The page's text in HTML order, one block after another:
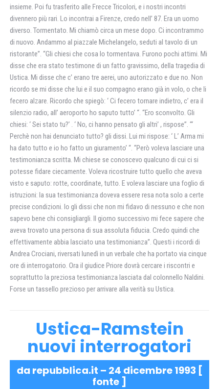
insieme. Poi fu trasferito alle Frecce Tricolori, e i nostri incontri
divennero più rari. Lo incontrai a Firenze, credo nell’ 87. Era un uomo
diverso. Tormentato. Mi chiamò circa un mese dopo. Ci incontrammo
di nuovo. Andammo al piazzale Michelangelo, seduti al tavolo di un
ristorante”. “Gli chiesi che cosa lo tormentava. Furono pochi attimi. Mi
disse che era stato testimone di un fatto gravissimo, della tragedia di
Ustica. Mi disse che c’ erano tre aerei, uno autorizzato e due no. Non
ricordo se mi disse che lui e il suo compagno erano già in volo, o che li
fecero alzare. Ricordo che spiegò: ‘ Ci fecero tornare indietro, c’ era il
silenzio radio, all’ aeroporto ho saputo tutto’ “. “Ero sconvolto. Gli
chiesi: ‘ Sei stato tu?’ . ‘ No, ci hanno pensato gli altri’ , rispose”. “‘
Perchè non hai denunciato tutto? gli dissi. Lui mi rispose: ‘ L’ Arma mi
ha dato tutto e io ho fatto un giuramento’ “. “Però voleva lasciare una
testimonianza scritta. Mi chiese se conoscevo qualcuno di cui ci si
potesse fidare ciecamente. Voleva ricostruire tutto quello che aveva
visto e saputo: rotte, coordinate, tutto. E voleva lasciare una foglio di
istruzioni: la sua testimonianza doveva essere resa nota solo a certe
precise condizioni. Io gli dissi che non mi fidavo di nessuno e che non
sapevo bene chi consigliargli. Il giorno successivo mi fece sapere che
aveva trovato una persona di sua assoluta fiducia. Credo quindi che
effettivamente abbia lasciato una testimonianza”. Questi i ricordi di
Andrea Crociani, riversati lunedì in un verbale che ha portato via cinque
ore di interrogatorio. Ora il giudice Priore dovrà cercare i riscontri e
soprattutto la preziosa testimonianza lasciata dal colonnello Naldini.
Forse un tassello prezioso per arrivare alla verità su Ustica.
Ustica-Ramstein
nuovi interrogatori
da repubblica.it – 24 dicembre 1993 [
fonte ]